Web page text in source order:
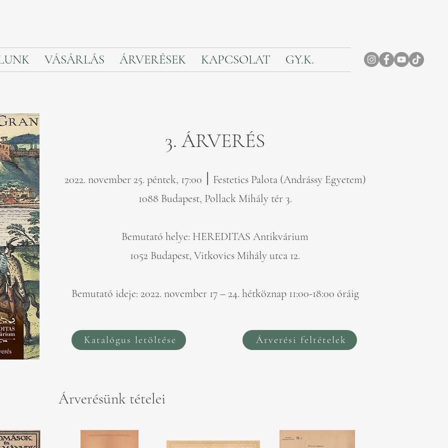
VÁSÁRLÁS ÁRVERÉSEK KAPCSOLAT GY.K.
3. ÁRVERÉS
2022. november 25. péntek, 17:00 ׀ Festetics Palota (Andrássy Egyetem)
1088 Budapest, Pollack Mihály tér 3.
Bemutató helye: HEREDITAS Antikvárium
1052 Budapest, Vitkovics Mihály utca 12.
Bemutató ideje: 2022. november 17 – 24. hétköznap 11:00-18:00 óráig
Katalógus letöltése Árverési feltételek
Árverésünk tételei